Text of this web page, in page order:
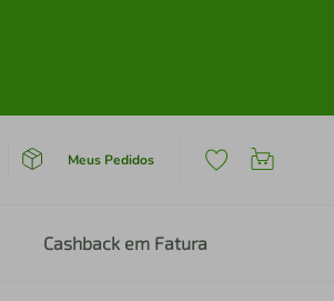
Meus Pedidos
Cashback em Fatura